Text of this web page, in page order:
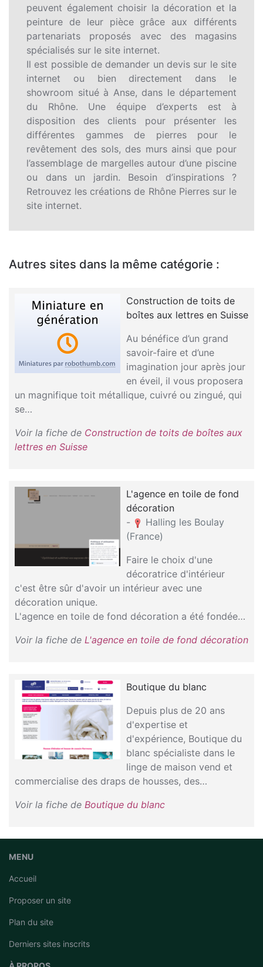
peuvent également choisir la décoration et la
peinture de leur pièce grâce aux différents
partenariats proposés avec des magasins
spécialisés sur le site internet.
Il est possible de demander un devis sur le site
internet ou bien directement dans le
showroom situé à Anse, dans le département
du Rhône. Une équipe d’experts est à
disposition des clients pour présenter les
différentes gammes de pierres pour le
revêtement des sols, des murs ainsi que pour
l’assemblage de margelles autour d’une piscine
ou dans un jardin. Besoin d’inspirations ?
Retrouvez les créations de Rhône Pierres sur le
site internet.
Autres sites dans la même catégorie :
Construction de toits de
boîtes aux lettres en Suisse
Au bénéfice d’un grand
savoir-faire et d’une
imagination jour après jour
en éveil, il vous proposera
un magnifique toit métallique, cuivré ou zingué, qui
se…
Voir la fiche de Construction de toits de boîtes aux
lettres en Suisse
L'agence en toile de fond
décoration
-
Halling les Boulay
(France)
Faire le choix d'une
décoratrice d'intérieur
c'est être sûr d'avoir un intérieur avec une
décoration unique.
L'agence en toile de fond décoration a été fondée…
Voir la fiche de L'agence en toile de fond décoration
Boutique du blanc
Depuis plus de 20 ans
d'expertise et
d'expérience, Boutique du
blanc spécialiste dans le
linge de maison vend et
commercialise des draps de housses, des…
Voir la fiche de Boutique du blanc
MENU
Accueil
Proposer un site
Plan du site
Derniers sites inscrits